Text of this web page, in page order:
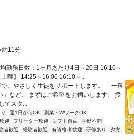
約11分
勤務日数：1ヶ月あたり4日～20日 16:10～
曜】 14:25～16:00 16:10～...
、やさしく生徒をサポートします。 「一科
など、 まずはご希望をお伺いします。 授
てスタ...
週1日からOK
副業・WワークOK
迎 フリーター歓迎 シフト自由
学歴不問
者歓迎 経験者歓迎 有資格者歓迎 研修あり 夕方